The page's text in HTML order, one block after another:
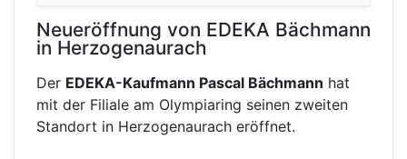
Neueröffnung von EDEKA Bächmann
in Herzogenaurach
Der EDEKA-Kaufmann Pascal Bächmann hat
mit der Filiale am Olympiaring seinen zweiten
Standort in Herzogenaurach eröffnet.